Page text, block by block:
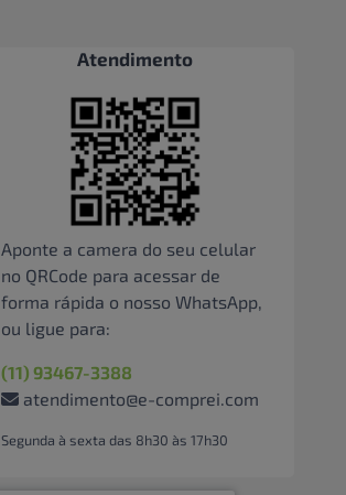
Atendimento
Aponte a camera do seu celular
no QRCode para acessar de
forma rápida o nosso WhatsApp,
ou ligue para:
(11) 93467-3388
atendimento@e-comprei.com
Segunda à sexta das 8h30 às 17h30